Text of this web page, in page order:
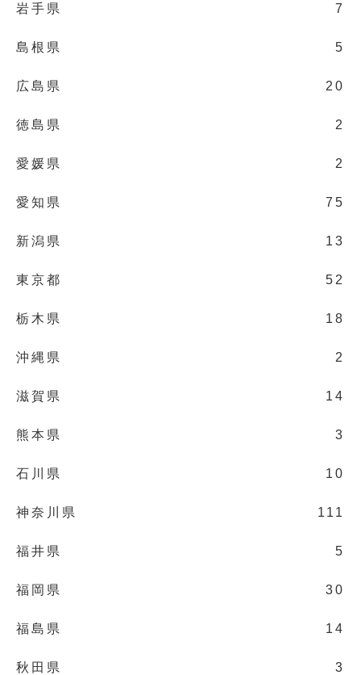
岩手県 7
島根県 5
広島県 20
徳島県 2
愛媛県 2
愛知県 75
新潟県 13
東京都 52
栃木県 18
沖縄県 2
滋賀県 14
熊本県 3
石川県 10
神奈川県 111
福井県 5
福岡県 30
福島県 14
秋田県 3